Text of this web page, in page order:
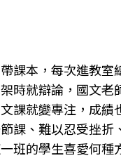
課本，每次進教室
時就辯論，國文
課就變專注，成
課、難以忍受挫
班的學生喜愛何